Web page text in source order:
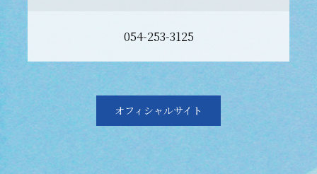
054-253-3125
オフィシャルサイト